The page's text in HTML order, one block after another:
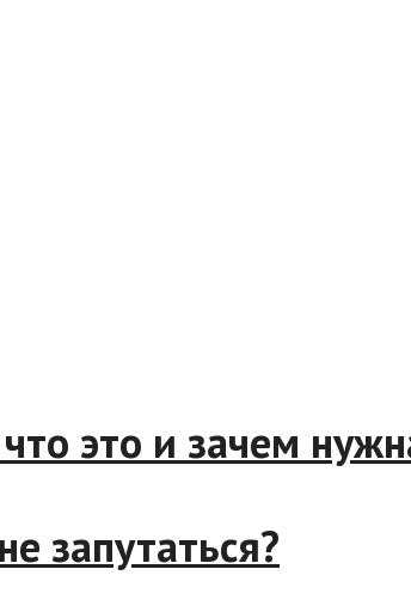
это и зачем
запутаться?